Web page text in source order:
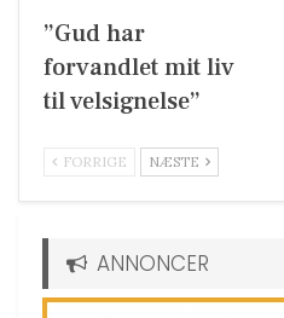
”Gud har
forvandlet mit liv
til velsignelse”
FORRIGE NÆSTE
ANNONCER